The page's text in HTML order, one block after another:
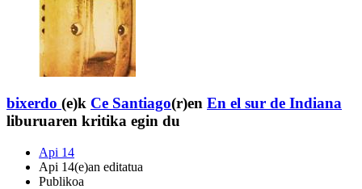
bixerdo (e)k Ce Santiago(r)en En el sur de Indiana
liburuaren kritika egin du
Api 14
Api 14(e)an editatua
Publikoa